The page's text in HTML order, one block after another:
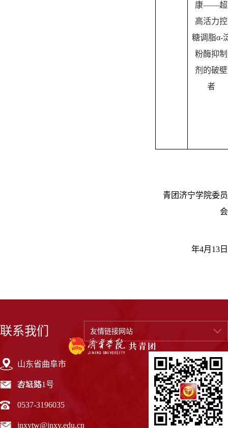
康——超
高活力控
糖调脂α-
粉酶抑制
剂的破壁
者
青团济宁学院委员
会
年4月13日
联系我们
山东省曲阜市
杏坛路1号
273155
0537-3196035
jnxytw@jnxy.edu.cn
友情链接网站